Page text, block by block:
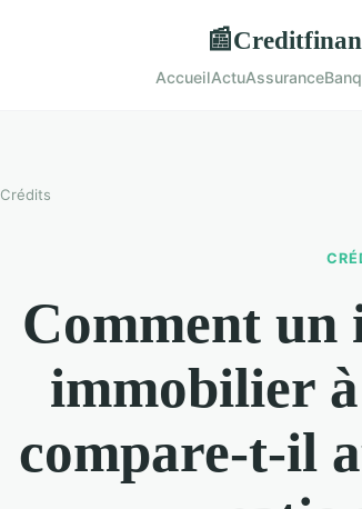
📰
AccueilActuAssurance
Crédits
Comment un
immobilier
compare-t-il